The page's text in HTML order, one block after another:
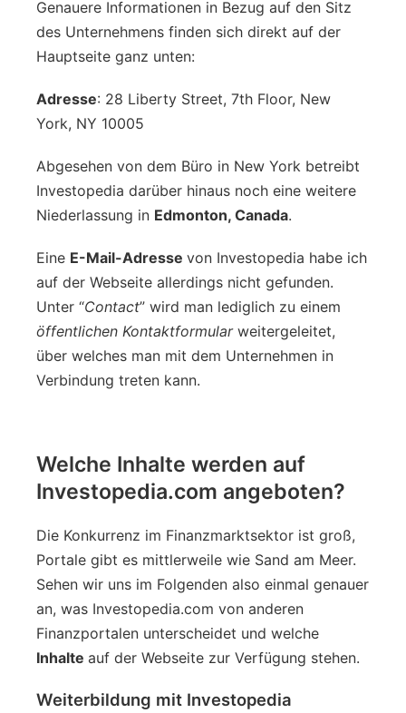
Genauere Informationen in Bezug auf den Sitz
des Unternehmens finden sich direkt auf der
Hauptseite ganz unten:
Adresse: 28 Liberty Street, 7th Floor, New
York, NY 10005
Abgesehen von dem Büro in New York betreibt
Investopedia darüber hinaus noch eine weitere
Niederlassung in Edmonton, Canada.
Eine E-Mail-Adresse von Investopedia habe ich
auf der Webseite allerdings nicht gefunden.
Unter “Contact” wird man lediglich zu einem
öffentlichen Kontaktformular weitergeleitet,
über welches man mit dem Unternehmen in
Verbindung treten kann.
Welche Inhalte werden auf
Investopedia.com angeboten?
Die Konkurrenz im Finanzmarktsektor ist groß,
Portale gibt es mittlerweile wie Sand am Meer.
Sehen wir uns im Folgenden also einmal genauer
an, was Investopedia.com von anderen
Finanzportalen unterscheidet und welche
Inhalte auf der Webseite zur Verfügung stehen.
Weiterbildung mit Investopedia